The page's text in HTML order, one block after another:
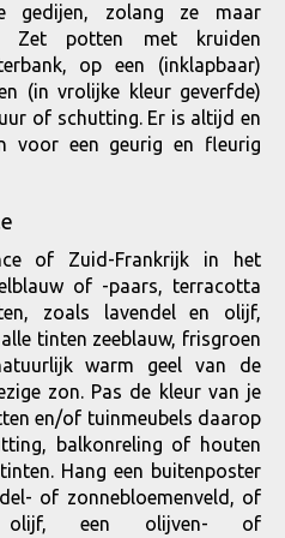
gedijen, zolang ze maar
Zet potten met kruiden
op een (inklapbaar)
(in vrolijke kleur geverfde)
of schutting. Er is altijd en
voor een geurig en fleurig
of Zuid-Frankrijk in het
of -paars, terracotta
zoals lavendel en olijf,
tinten zeeblauw, frisgroen
warm geel van de
zon. Pas de kleur van je
en/of tuinmeubels daarop
balkonreling of houten
Hang een buitenposter
of zonnebloemenveld, of
een olijven- of